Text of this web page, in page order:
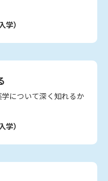
学）
について深く知れるか
学）